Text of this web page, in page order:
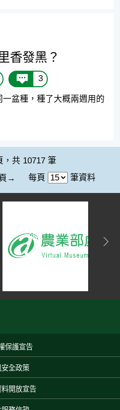
香發黑？
3
盆種，種了大概兩週用的
，共 10717 筆
每頁 筆資料
保護宣告
安全政策
開放宣告